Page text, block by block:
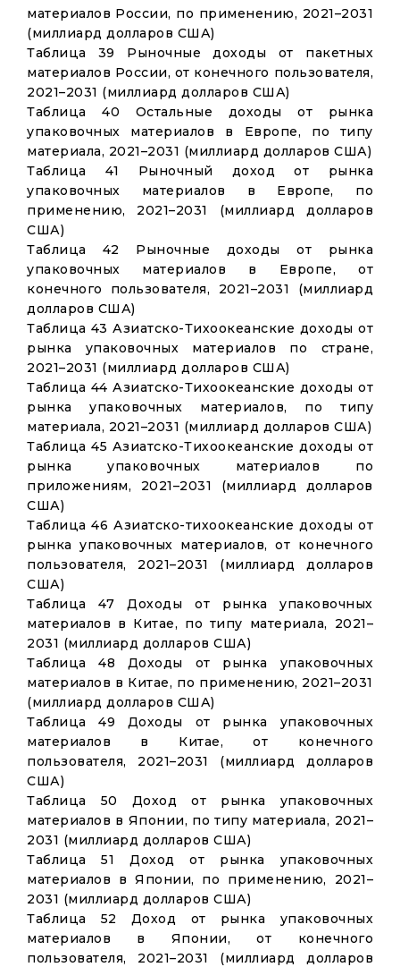
материалов России, по применению, 2021–2031
(миллиард долларов США)
Таблица 39 Рыночные доходы от пакетных
материалов России, от конечного пользователя,
2021–2031 (миллиард долларов США)
Таблица 40 Остальные доходы от рынка
упаковочных материалов в Европе, по типу
материала, 2021–2031 (миллиард долларов США)
Таблица 41 Рыночный доход от рынка
упаковочных материалов в Европе, по
применению, 2021–2031 (миллиард долларов
США)
Таблица 42 Рыночные доходы от рынка
упаковочных материалов в Европе, от
конечного пользователя, 2021–2031 (миллиард
долларов США)
Таблица 43 Азиатско-Тихоокеанские доходы от
рынка упаковочных материалов по стране,
2021–2031 (миллиард долларов США)
Таблица 44 Азиатско-Тихоокеанские доходы от
рынка упаковочных материалов, по типу
материала, 2021–2031 (миллиард долларов США)
Таблица 45 Азиатско-Тихоокеанские доходы от
рынка упаковочных материалов по
приложениям, 2021–2031 (миллиард долларов
США)
Таблица 46 Азиатско-тихоокеанские доходы от
рынка упаковочных материалов, от конечного
пользователя, 2021–2031 (миллиард долларов
США)
Таблица 47 Доходы от рынка упаковочных
материалов в Китае, по типу материала, 2021–
2031 (миллиард долларов США)
Таблица 48 Доходы от рынка упаковочных
материалов в Китае, по применению, 2021–2031
(миллиард долларов США)
Таблица 49 Доходы от рынка упаковочных
материалов в Китае, от конечного
пользователя, 2021–2031 (миллиард долларов
США)
Таблица 50 Доход от рынка упаковочных
материалов в Японии, по типу материала, 2021–
2031 (миллиард долларов США)
Таблица 51 Доход от рынка упаковочных
материалов в Японии, по применению, 2021–
2031 (миллиард долларов США)
Таблица 52 Доход от рынка упаковочных
материалов в Японии, от конечного
пользователя, 2021–2031 (миллиард долларов